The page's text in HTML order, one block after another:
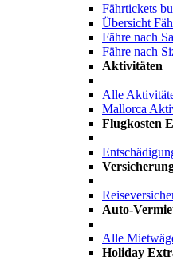
Fährtickets
Übersicht
Fähre nach
Fähre nach
Aktivitäten
Alle
Mallorca
Flugkosten
Auto-
Alle
Holiday